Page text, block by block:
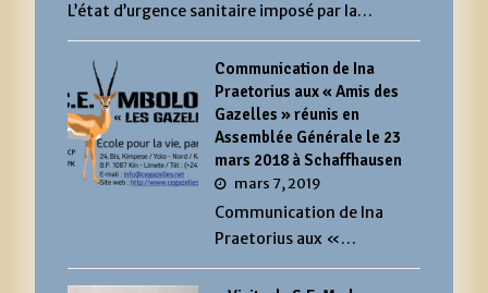
L’état d’urgence sanitaire imposé par la…
Communication de Ina
Praetorius aux « Amis des
Gazelles » réunis en
Assemblée Générale le 23
mars 2018 à Schaffhausen
mars 7, 2019
Communication de Ina
Praetorius aux «…